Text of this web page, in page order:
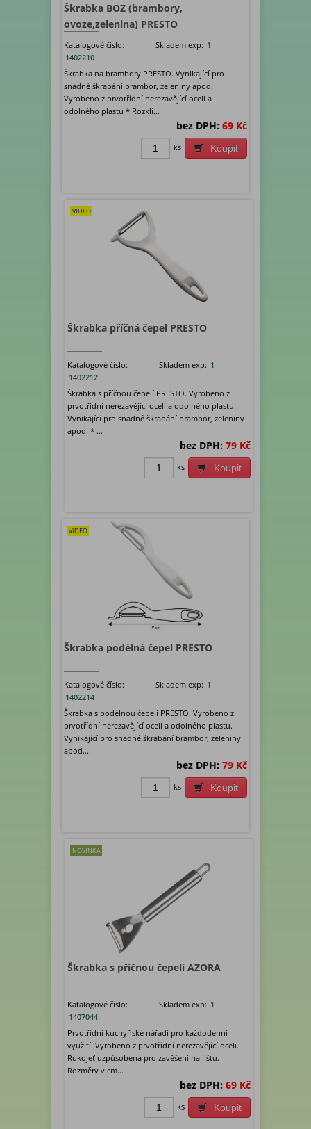
Škrabka BOZ (brambory,
ovoze,zelenina) PRESTO
Katalogové číslo:
1402210
Skladem exp: 1
Škrabka na brambory PRESTO. Vynikající pro
snadné škrabání brambor, zeleniny apod.
Vyrobeno z prvotřídní nerezavějící oceli a
odolného plastu * Rozkli...
bez DPH: 69 Kč
Koupit
ks
VIDEO
Škrabka příčná čepel PRESTO
Katalogové číslo:
1402212
Skladem exp: 1
Škrabka s příčnou čepelí PRESTO. Vyrobeno z
prvotřídní nerezavějící oceli a odolného plastu.
Vynikající pro snadné škrabání brambor, zeleniny
apod. * ...
bez DPH: 79 Kč
Koupit
ks
VIDEO
Škrabka podélná čepel PRESTO
Katalogové číslo:
1402214
Skladem exp: 1
Škrabka s podélnou čepelí PRESTO. Vyrobeno z
prvotřídní nerezavějící oceli a odolného plastu.
Vynikající pro snadné škrabání brambor, zeleniny
apod....
bez DPH: 79 Kč
Koupit
ks
NOVINKA
Škrabka s příčnou čepelí AZORA
Katalogové číslo:
1407044
Skladem exp: 1
Prvotřídní kuchyňské nářadí pro každodenní
využití. Vyrobeno z prvotřídní nerezavějící oceli.
Rukojeť uzpůsobena pro zavěšení na lištu.
Rozměry v cm...
bez DPH: 69 Kč
Koupit
ks